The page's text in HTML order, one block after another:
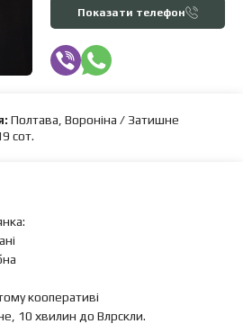
Показати телефон
Полтава, Вороніна / Затишне
сот.
кооперативі
10 хвилин до Влрскли.